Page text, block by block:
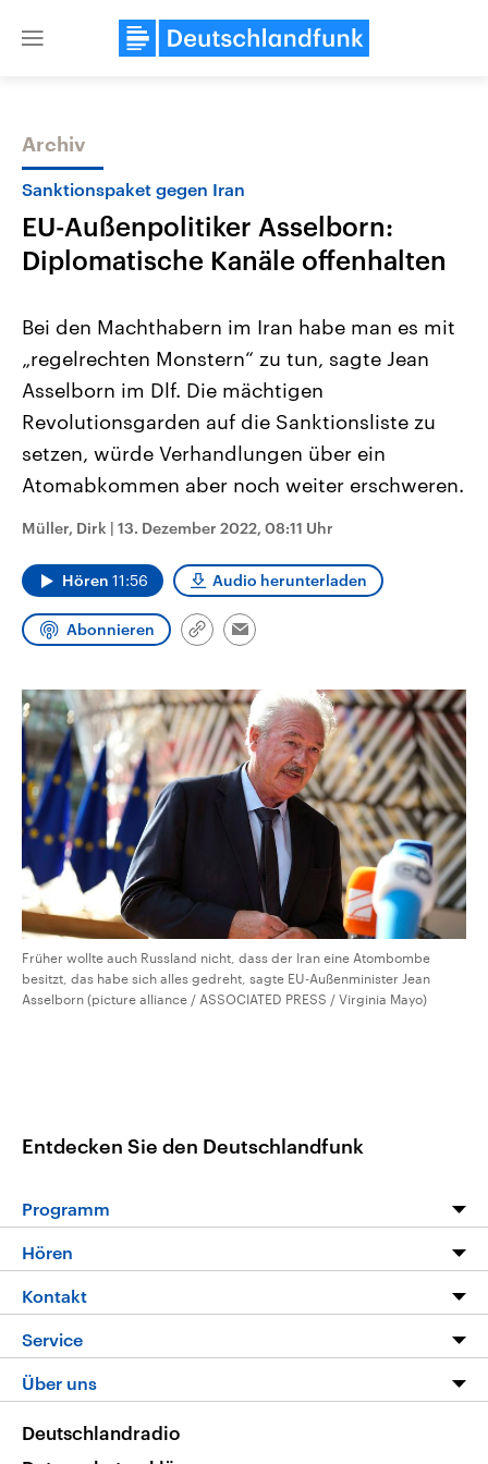
Close
Themen
Landtagswahl Sachsen-Anhalt
2026
Alle Informationen
Sachsen-Anhalt wählt am 6.
September 2026 einen neuen
Landtag. Seit 2021 wird das
Bundesland von einer Koalition aus
Umfragen, Prognosen,
Wahlprogramme, aktuelle Berichte
und Kandidaten der anstehenden
Wahl.
Aktuelle Beiträge,
Hintergründe
Wirtschaftlich und
gehören die Vereinigten
den mächtigsten Ländern
mit großem Einfluss auf
Archiv
Sanktionspaket gegen Iran
EU-Außenpolitiker Asselborn:
Diplomatische Kanäle offenhalten
Bei den Machthabern im Iran habe man es mit
„regelrechten Monstern“ zu tun, sagte Jean
Asselborn im Dlf. Die mächtigen
Revolutionsgarden auf die Sanktionsliste zu
setzen, würde Verhandlungen über ein
Atomabkommen aber noch weiter erschweren.
Müller, Dirk | 13. Dezember 2022, 08:11 Uhr
Hören 11:56 Audio herunterladen
Abonnieren
Link
Email
Früher wollte auch Russland nicht, dass der Iran eine Atombombe
besitzt, das habe sich alles gedreht, sagte EU-Außenminister Jean
Asselborn (picture alliance / ASSOCIATED PRESS / Virginia Mayo)
Entdecken Sie den Deutschlandfunk
Programm
Programm
Die Nachrichten
Nachrichtenleicht
Neue Beiträge auf dlf.de
Hören
Livestream
Podcasts
Deutschlandfunk App
Nachrichten App
Kontakt
Hörerservice
Service
FAQ
Veranstaltungen
Über uns
Deutschlandradio